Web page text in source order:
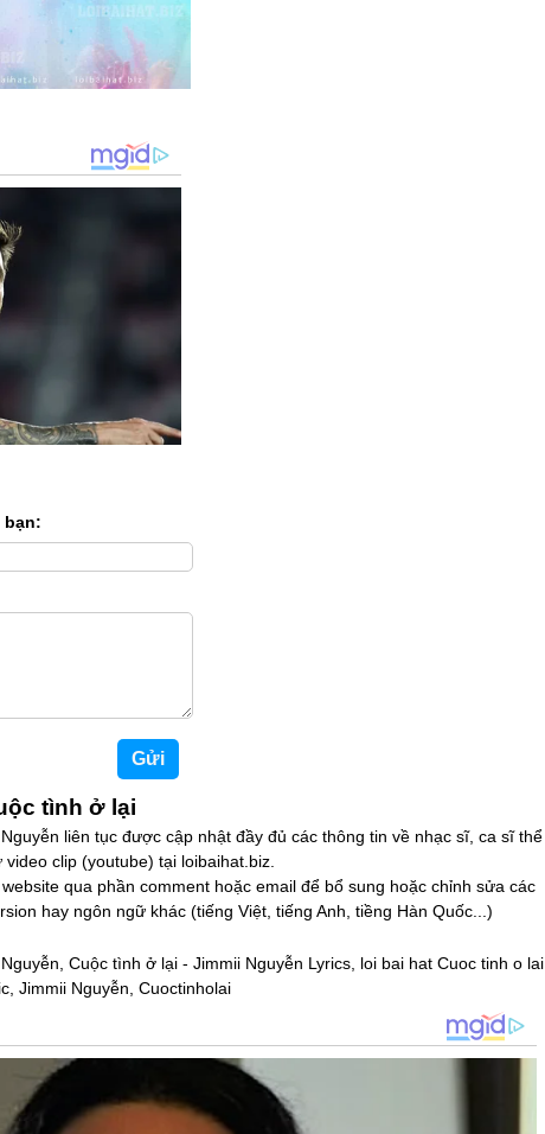
bạn:
tình ở lại
liên tục được cập nhật đầy đủ các thông tin về nhạc sĩ, ca sĩ thể
clip (youtube) tại loibaihat.biz.
qua phần comment hoặc email để bổ sung hoặc chỉnh sửa các
hay ngôn ngữ khác (tiếng Việt, tiếng Anh, tiềng Hàn Quốc...)
Cuộc tình ở lại - Jimmii Nguyễn Lyrics, loi bai hat Cuoc tinh o lai
Jimmii Nguyễn, Cuoctinholai